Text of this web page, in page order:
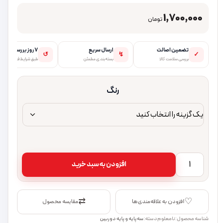
1,700,000تومان
✓ تضمین اصالت
بررسی سلامت کالا
↯ ارسال سریع
بسته‌بندی مطمئن
↺ ۷ روز بررسی
طبق شرایط فروشگاه
رنگ
سه پایه دوربین تلسکوپی سبک و مقام باقالیت تنظیم ارتفاع پرووان PHL1065 عدد
افزودن به سبد خرید
♡افزودن به علاقه‌مندی‌ها ⇄مقایسه محصول
شناسه محصول:نامعلومدسته:سه‌پایه و پایه دوربین